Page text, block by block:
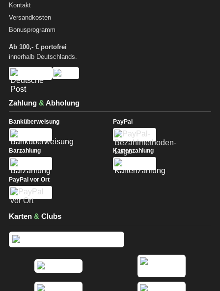
Kontakt
Versandkosten
Bonusprogramm
Ab 100,- € portofrei
innerhalb Deutschlands.
Zahlung &Abholung
Banküberweisung PayPal
Barzahlung Kartenzahlung
PayPal vor Ort
Karten & Clubs